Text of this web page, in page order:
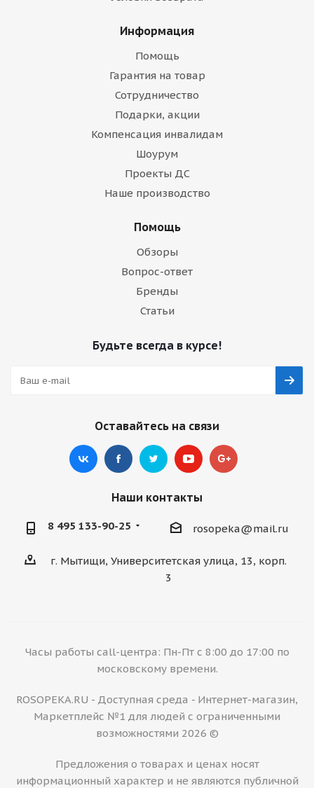
Информация
Помощь
Гарантия на товар
Сотрудничество
Подарки, акции
Компенсация инвалидам
Шоурум
Проекты ДС
Наше производство
Помощь
Обзоры
Вопрос-ответ
Бренды
Статьи
Будьте всегда в курсе!
Оставайтесь на связи
Наши контакты
8 495 133-90-25 rosopeka@mail.ru
г. Мытищи, Университетская улица, 13, корп.
3
Часы работы call-центра: Пн-Пт с 8:00 до 17:00 по
московскому времени.
ROSOPEKA.RU - Доступная среда - Интернет-магазин,
Маркетплейс №1 для людей с ограниченными
возможностями 2026 ©
Предложения о товарах и ценах носят
информационный характер и не являются публичной